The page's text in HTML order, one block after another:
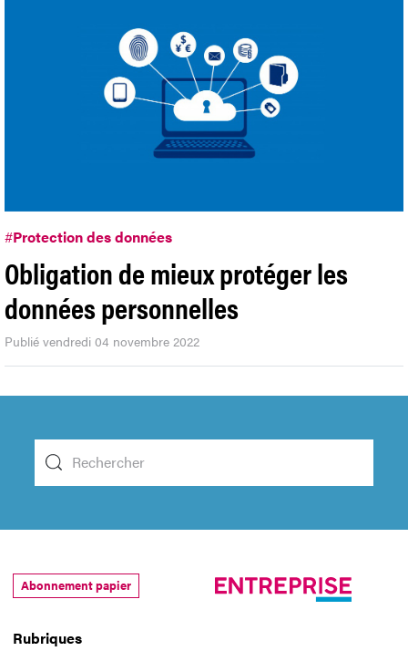
#Protection des données
Obligation de mieux protéger les
données personnelles
Publié vendredi 04 novembre 2022
Rubriques
Abonnement papier